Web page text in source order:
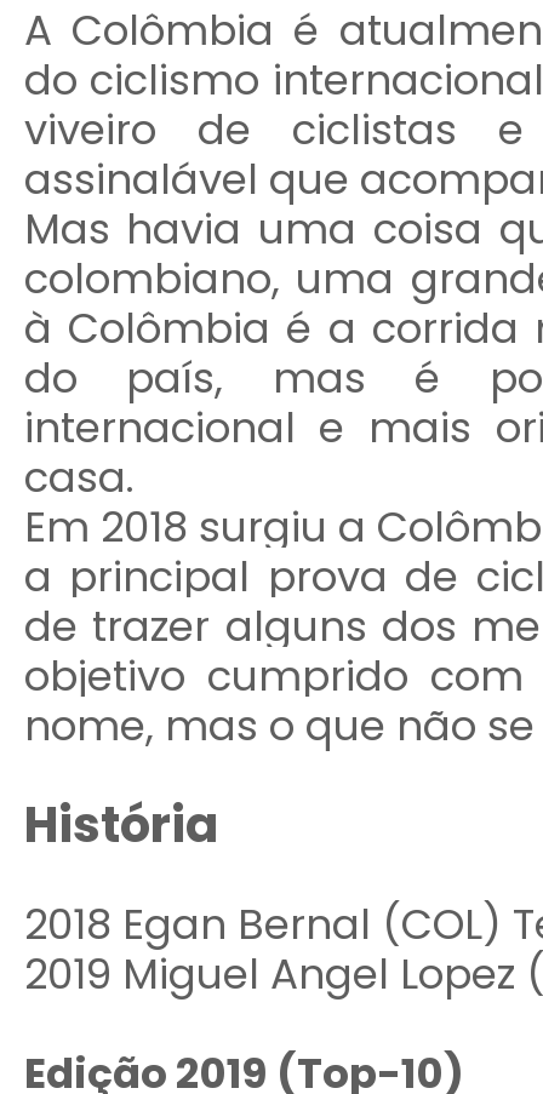
A Colômbia é
do ciclismo
viveiro de ciclistas
assinalável que
Mas havia uma coisa
colombiano, uma
à Colômbia é a
do país, mas é
internacional e mais
casa.
Em 2018 surgiu a
a principal prova de
de trazer alguns dos
objetivo cumprido com
nome, mas o que não
História
2018 Egan Bernal (COL)
2019 Miguel Angel
Edição 2019 (Top-10)